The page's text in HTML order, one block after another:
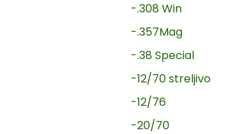
-.308 Win
-.357Mag
-.38 Special
-12/70 streljivo
-12/76
-20/70